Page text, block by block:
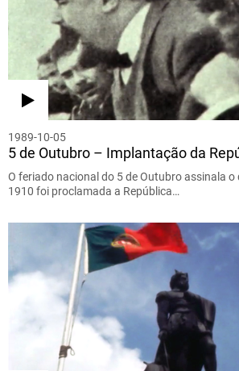
1989-10-05
5 de Outubro – Implantação da
O feriado nacional do 5 de Outubro assinala o
1910 foi proclamada a República…